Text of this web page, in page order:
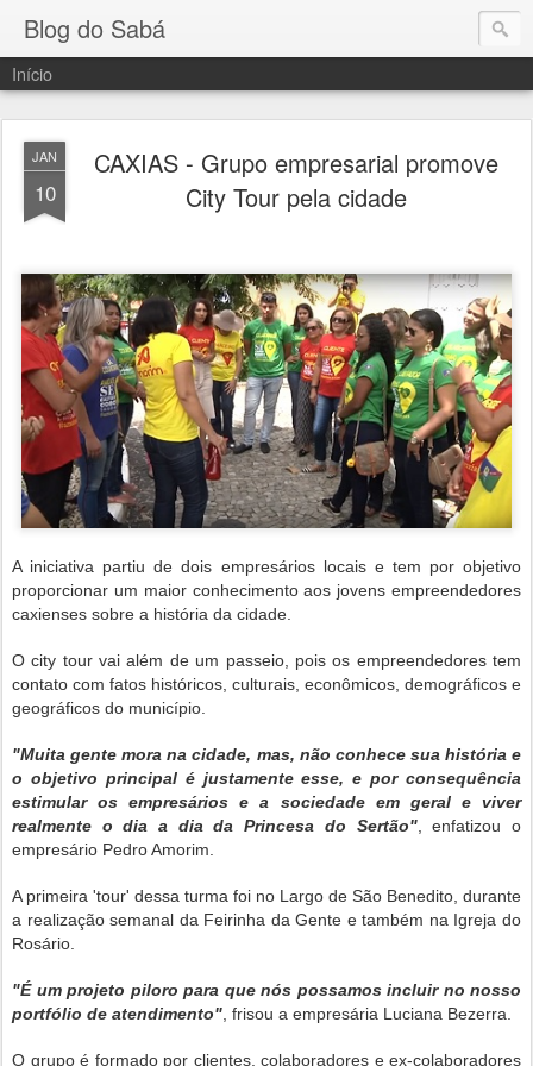
Blog do Sabá
Início
JAN
10
CAXIAS - Grupo empresarial promove
City Tour pela cidade
A iniciativa partiu de dois empresários locais e tem por objetivo
proporcionar um maior conhecimento aos jovens empreendedores
caxienses sobre a história da cidade.
O city tour vai além de um passeio, pois os empreendedores tem
contato com fatos históricos, culturais, econômicos, demográficos e
geográficos do município.
"Muita gente mora na cidade, mas, não conhece sua história e
o objetivo principal é justamente esse, e por consequência
estimular os empresários e a sociedade em geral e viver
realmente o dia a dia da Princesa do Sertão", enfatizou o
empresário Pedro Amorim.
A primeira 'tour' dessa turma foi no Largo de São Benedito, durante
a realização semanal da Feirinha da Gente e também na Igreja do
Rosário.
"É um projeto piloro para que nós possamos incluir no nosso
portfólio de atendimento", frisou a empresária Luciana Bezerra.
O grupo é formado por clientes, colaboradores e ex-colaboradores